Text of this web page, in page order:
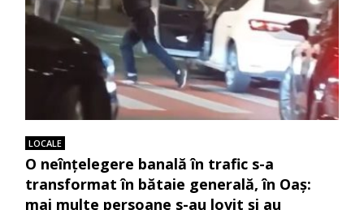
LOCALE
O neînțelegere banală în trafic s-a
transformat în bătaie generală, în Oaș:
mai multe persoane s-au lovit și au